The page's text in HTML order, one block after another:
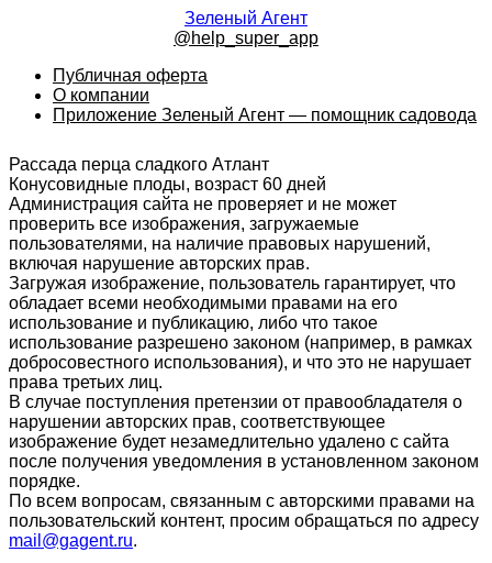
Зеленый Агент
@help_super_app
Публичная оферта
О компании
Приложение Зеленый Агент — помощник садовода
Рассада перца сладкого Атлант
Конусовидные плоды, возраст 60 дней
Администрация сайта не проверяет и не может
проверить все изображения, загружаемые
пользователями, на наличие правовых нарушений,
включая нарушение авторских прав.
Загружая изображение, пользователь гарантирует, что
обладает всеми необходимыми правами на его
использование и публикацию, либо что такое
использование разрешено законом (например, в рамках
добросовестного использования), и что это не нарушает
права третьих лиц.
В случае поступления претензии от правообладателя о
нарушении авторских прав, соответствующее
изображение будет незамедлительно удалено с сайта
после получения уведомления в установленном законом
порядке.
По всем вопросам, связанным с авторскими правами на
пользовательский контент, просим обращаться по адресу
mail@gagent.ru.